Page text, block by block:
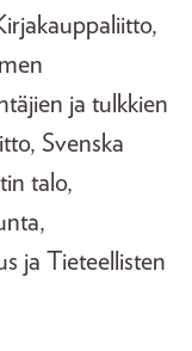
ja tulkkien
Svenska
talo,
ja Tieteellisten